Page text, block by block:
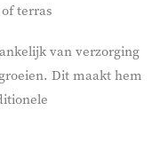
terras
van verzorging
Dit maakt hem